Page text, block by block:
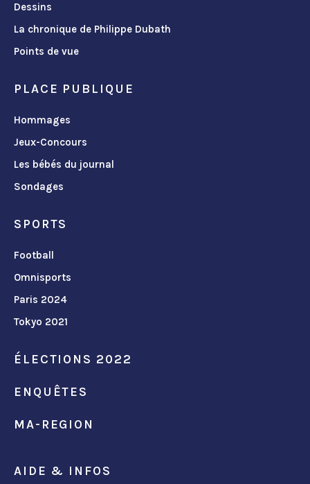
Dessins
La chronique de Philippe Dubath
Points de vue
PLACE PUBLIQUE
Hommages
Jeux-Concours
Les bébés du journal
Sondages
SPORTS
Football
Omnisports
Paris 2024
Tokyo 2021
ÉLECTIONS 2022
ENQUÊTES
MA-REGION
AIDE & INFOS